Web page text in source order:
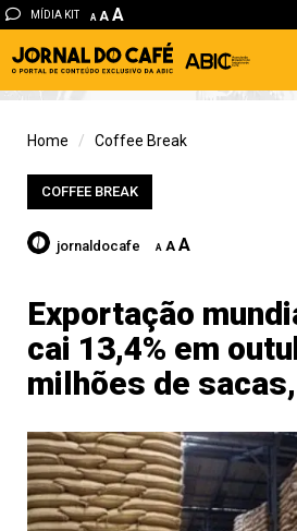
MÍDIA KIT A A A
Home Coffee Break
COFFEE BREAK
jornaldocafe A A A
Exportação
cai 13,4% em
milhões de